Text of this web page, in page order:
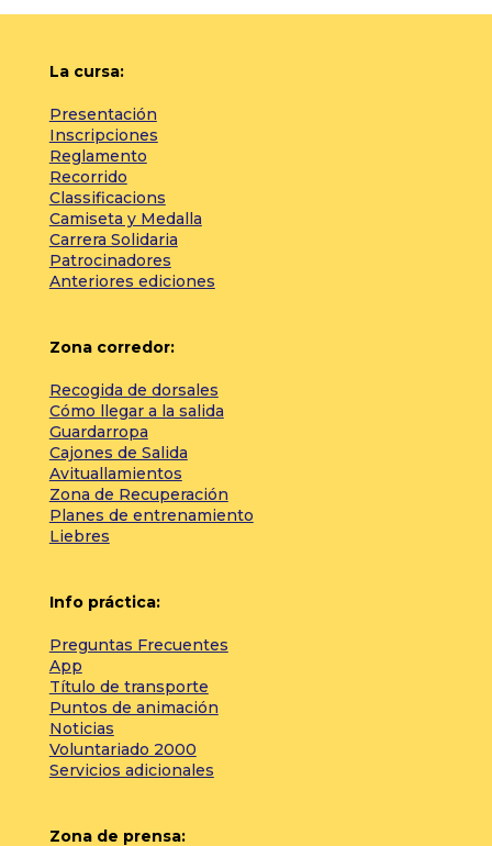
La cursa:
Presentación
Inscripciones
Reglamento
Recorrido
Classificacions
Camiseta y Medalla
Carrera Solidaria
Patrocinadores
Anteriores ediciones
Zona corredor:
Recogida de dorsales
Cómo llegar a la salida
Guardarropa
Cajones de Salida
Avituallamientos
Zona de Recuperación
Planes de entrenamiento
Liebres
Info práctica:
Preguntas Frecuentes
App
Título de transporte
Puntos de animación
Noticias
Voluntariado 2000
Servicios adicionales
Zona de prensa: